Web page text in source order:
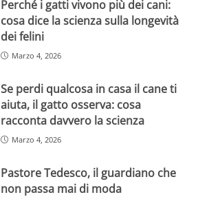
Perché i gatti vivono più dei cani:
cosa dice la scienza sulla longevità
dei felini
Marzo 4, 2026
Se perdi qualcosa in casa il cane ti
aiuta, il gatto osserva: cosa
racconta davvero la scienza
Marzo 4, 2026
Pastore Tedesco, il guardiano che
non passa mai di moda